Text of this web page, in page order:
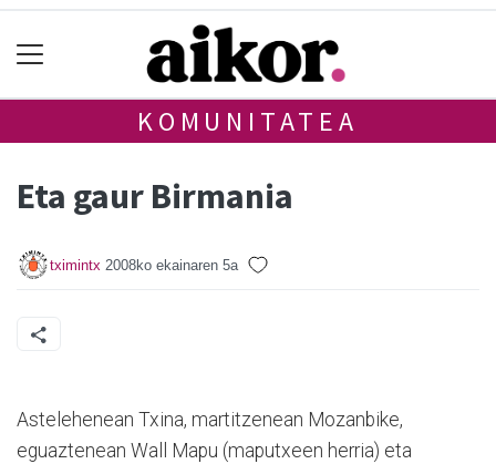
KOMUNITATEA
Eta gaur Birmania
tximintx 2008ko ekainaren 5a
Astelehenean Txina, martitzenean Mozanbike,
eguaztenean Wall Mapu (maputxeen herria) eta